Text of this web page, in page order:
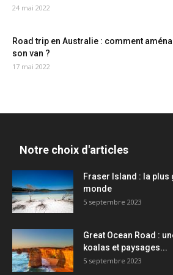
24 mai 2022
Road trip en Australie : comment
son van ?
17 mai 2022
Notre choix d'articles
Fraser Island : la
monde
5 septembre 2023
Great Ocean Road :
koalas et paysages...
5 septembre 2023